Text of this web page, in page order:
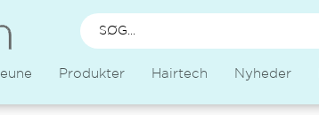
Produkter Hairtech Nyheder